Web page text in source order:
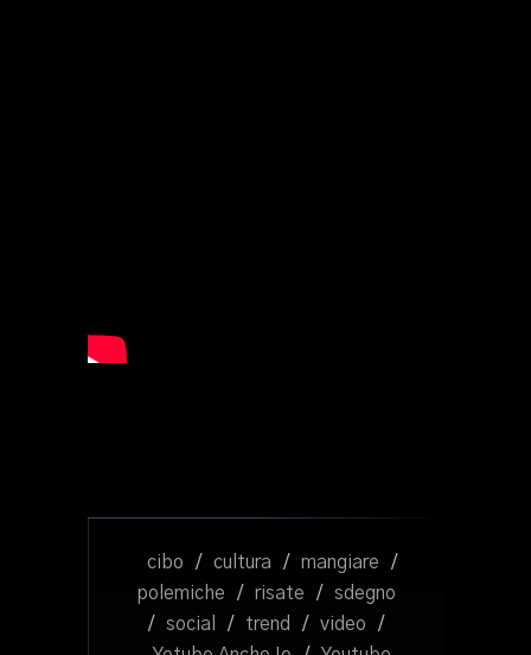
cibo / cultura / mangiare
/
polemiche
/ risate /
sdegno
/
social / trend / video
/